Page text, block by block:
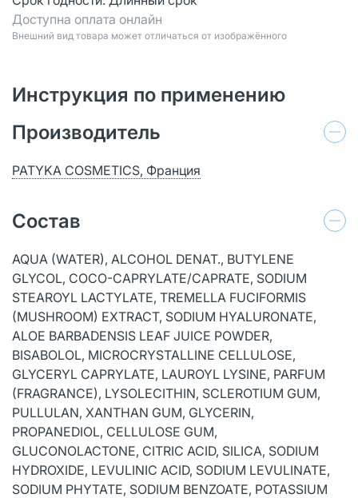
Доступна оплата онлайн
Bнешний вид товара может отличаться от изображённого
Инструкция по применению
Производитель
PATYKA COSMETICS, Франция
Состав
AQUA (WATER), ALCOHOL DENAT., BUTYLENE
GLYCOL, COCO-CAPRYLATE/CAPRATE, SODIUM
STEAROYL LACTYLATE, TREMELLA FUCIFORMIS
(MUSHROOM) EXTRACT, SODIUM HYALURONATE,
ALOE BARBADENSIS LEAF JUICE POWDER,
BISABOLOL, MICROCRYSTALLINE CELLULOSE,
GLYCERYL CAPRYLATE, LAUROYL LYSINE, PARFUM
(FRAGRANCE), LYSOLECITHIN, SCLEROTIUM GUM,
PULLULAN, XANTHAN GUM, GLYCERIN,
PROPANEDIOL, CELLULOSE GUM,
GLUCONOLACTONE, CITRIC ACID, SILICA, SODIUM
HYDROXIDE, LEVULINIC ACID, SODIUM LEVULINATE,
SODIUM PHYTATE, SODIUM BENZOATE, POTASSIUM